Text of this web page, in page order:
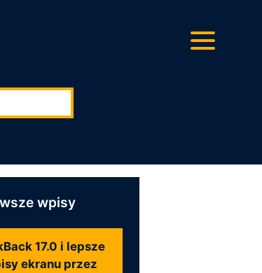
wpisy
17.0 i lepsze
ekranu przez